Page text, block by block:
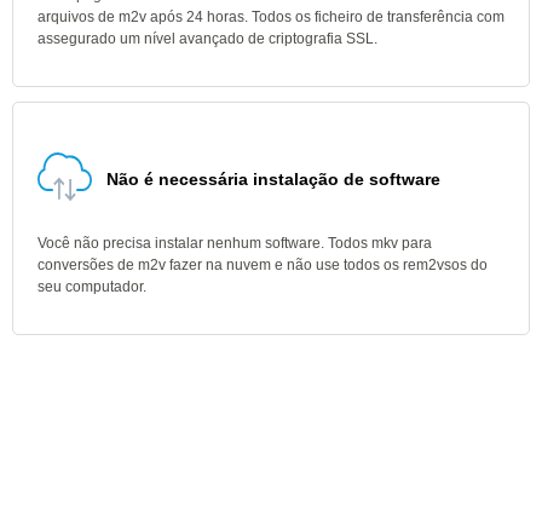
arquivos de m2v após 24 horas. Todos os ficheiro de transferência com
assegurado um nível avançado de criptografia SSL.
Não é necessária instalação de software
Você não precisa instalar nenhum software. Todos mkv para
conversões de m2v fazer na nuvem e não use todos os rem2vsos do
seu computador.